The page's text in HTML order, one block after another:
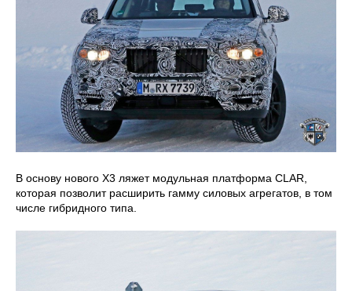
В основу нового X3 ляжет модульная платформа CLAR,
которая позволит расширить гамму силовых агрегатов, в том
числе гибридного типа.